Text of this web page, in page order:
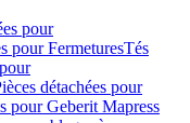
pour
pour FermeturesTés
détachées pour
pour Geberit Mapress